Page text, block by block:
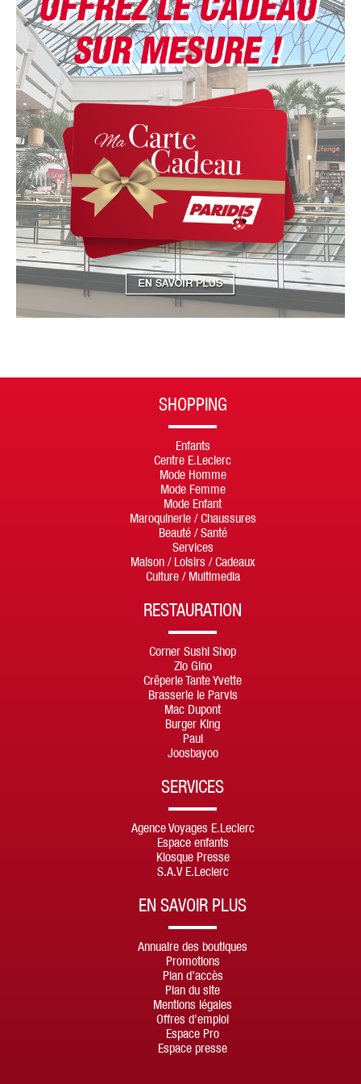
SHOPPING
Enfants
Centre E.Leclerc
Mode Homme
Mode Femme
Mode Enfant
Maroquinerie / Chaussures
Beauté / Santé
Services
Maison / Loisirs / Cadeaux
Culture / Multimedia
RESTAURATION
Corner Sushi Shop
Zio Gino
Crêperie Tante Yvette
Brasserie le Parvis
Mac Dupont
Burger King
Paul
Joosbayoo
SERVICES
Agence Voyages E.Leclerc
Espace enfants
Kiosque Presse
S.A.V E.Leclerc
EN SAVOIR PLUS
Annuaire des boutiques
Promotions
Plan d’accès
Plan du site
Mentions légales
Offres d'emploi
Espace Pro
Espace presse